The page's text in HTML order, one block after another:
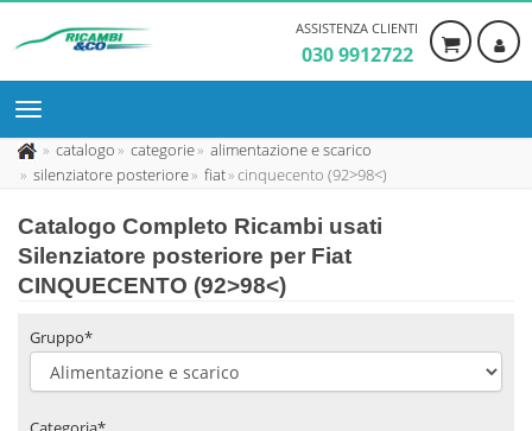
ASSISTENZA CLIENTI
030 9912722
catalogo categorie
alimentazione e scarico
silenziatore posteriore
fiat cinquecento (92>98<)
Catalogo Completo Ricambi usati
Silenziatore posteriore per Fiat
CINQUECENTO (92>98<)
Gruppo*